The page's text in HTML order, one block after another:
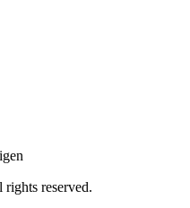
rights reserved.